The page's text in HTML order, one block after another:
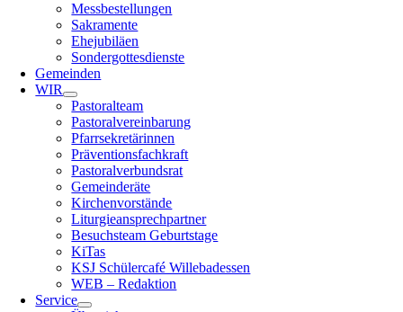
Messbestellungen
Sakramente
Ehejubiläen
Sondergottesdienste
Gemeinden
WIR
Pastoralteam
Pastoralvereinbarung
Pfarrsekretärinnen
Präventionsfachkraft
Pastoralverbundsrat
Gemeinderäte
Kirchenvorstände
Liturgieansprechpartner
Besuchsteam Geburtstage
KiTas
KSJ Schülercafé Willebadessen
WEB – Redaktion
Service